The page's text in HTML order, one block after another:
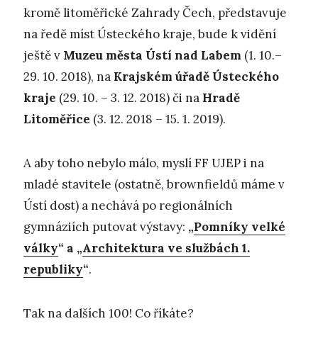
kromě litoměřické Zahrady Čech, představuje
na ředě míst Ústeckého kraje, bude k vidění
ještě v Muzeu města Ústí nad Labem (1. 10.–
29. 10. 2018), na Krajském úřadě Ústeckého
kraje (29. 10. – 3. 12. 2018) či na Hradě
Litoměřice (3. 12. 2018 – 15. 1. 2019).
A aby toho nebylo málo, myslí FF UJEP i na
mladé stavitele (ostatně, brownfieldů máme v
Ústí dost) a nechává po regionálních
gymnáziích putovat výstavy: „Pomníky velké
války“ a „Architektura ve službách 1.
republiky“.
Tak na dalších 100! Co říkáte?